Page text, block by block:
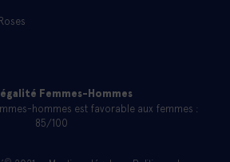
égalité Femmes-Hommes
hommes est favorable aux femmes :
85/100